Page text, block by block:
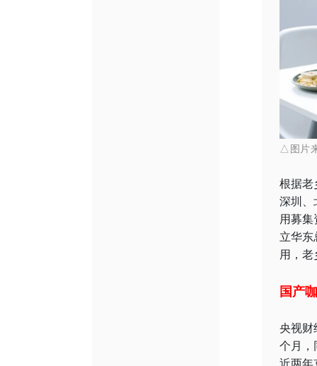
△图片
根据老
深圳、
用募
立华
用，
国产
央视财
个月，
近两年